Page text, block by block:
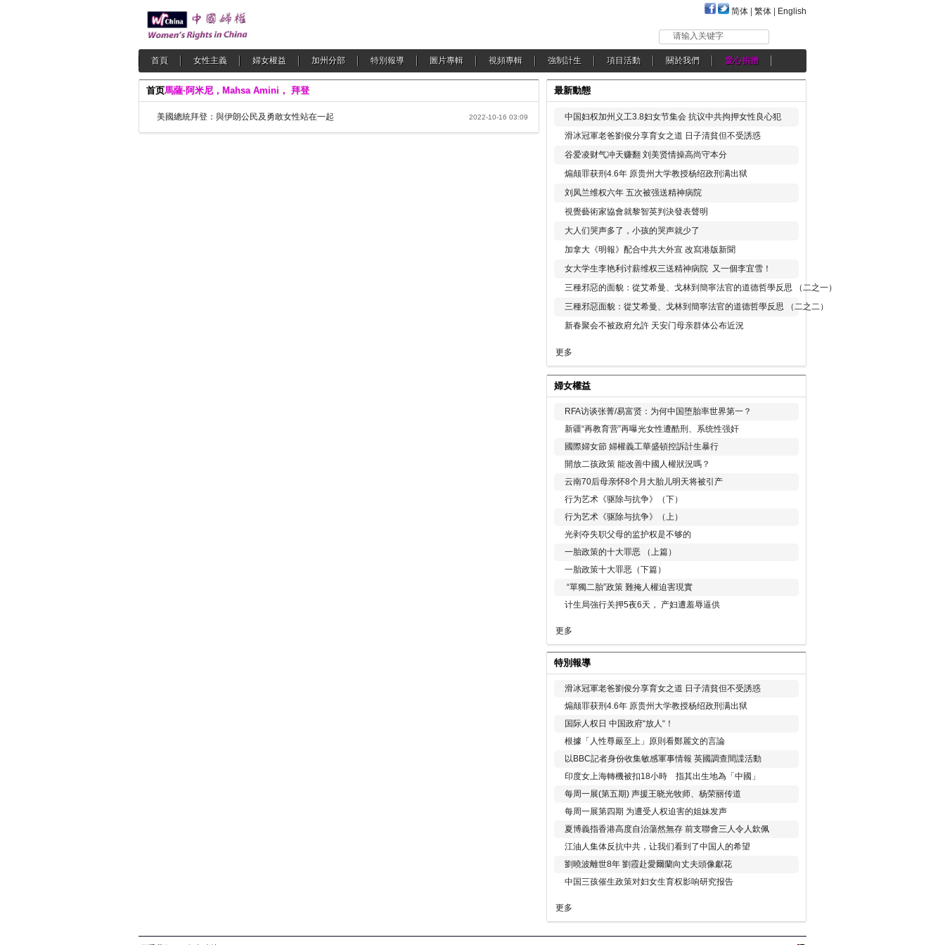
简体 繁体 English
请输入关键字
首頁 女性主義 婦女權益 加州分部 特別報導 圖片專輯 視頻專輯 強制計生 項目活動 關於我們 愛心捐贈
首页馬薩·阿米尼，Mahsa Amini， 拜登
美國總統拜登：與伊朗公民及勇敢女性站在一起 2022-10-16 03:09
最新動態
中国妇权加州义工3.8妇女节集会 抗议中共拘押女性良心犯
滑冰冠軍老爸劉俊分享育女之道 日子清貧但不受誘惑
谷爱凌财气冲天赚翻 刘美贤情操高尚守本分
煽颠罪获刑4.6年 原贵州大学教授杨绍政刑满出狱
刘凤兰维权六年 五次被强送精神病院
視覺藝術家協會就黎智英判決發表聲明
大人们哭声多了，小孩的哭声就少了
加拿大《明報》配合中共大外宣 改寫港版新聞
女大学生李艳利讨薪维权三送精神病院 又一個李宜雪！
三種邪惡的面貌：從艾希曼、戈林到簡寧法官的道德哲學反思 （二之一）
三種邪惡面貌：從艾希曼、戈林到簡寧法官的道德哲學反思 （二之二）
新春聚会不被政府允許 天安门母亲群体公布近況
更多
婦女權益
RFA访谈张菁/易富贤：为何中国堕胎率世界第一？
新疆“再教育营”再曝光女性遭酷刑、系统性强奸
國際婦女節 婦權義工華盛頓控訴計生暴行
開放二孩政策 能改善中國人權狀況嗎？
云南70后母亲怀8个月大胎儿明天将被引产
行为艺术《驱除与抗争》（下）
行为艺术《驱除与抗争》（上）
光剥夺失职父母的监护权是不够的
一胎政策的十大罪恶 （上篇）
一胎政策十大罪恶（下篇）
“單獨二胎”政策 難掩人權迫害現實
计生局強行关押5夜6天， 产妇遭羞辱逼供
更多
特別報導
滑冰冠軍老爸劉俊分享育女之道 日子清貧但不受誘惑
煽颠罪获刑4.6年 原贵州大学教授杨绍政刑满出狱
国际人权日 中国政府“放人“！
根據「人性尊嚴至上」原則看鄭麗文的言論
以BBC記者身份收集敏感軍事情報 英國調查間諜活動
印度女上海轉機被扣18小時 指其出生地為「中國」
每周一展(第五期) 声援王晓光牧师、杨荣丽传道
每周一展第四期 为遭受人权迫害的姐妹发声
夏博義指香港高度自治蕩然無存 前支聯會三人令人欽佩
江油人集体反抗中共，让我们看到了中国人的希望
劉曉波離世8年 劉霞赴愛爾蘭向丈夫頭像獻花
中国三孩催生政策对妇女生育权影响研究报告
更多